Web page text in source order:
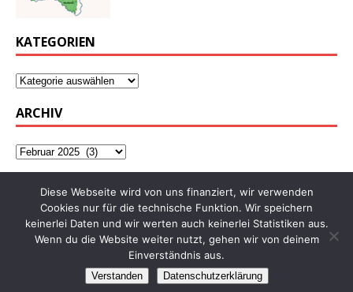
KATEGORIEN
ARCHIV
Copyright © 2026 | WordPress Theme vonMH Themes
Diese Webseite wird von uns finanziert, wir verwenden
Cookies nur für die technische Funktion. Wir speichern
keinerlei Daten und wir werten auch keinerlei Statistiken aus.
Wenn du die Website weiter nutzt, gehen wir von deinem
Einverständnis aus.
Verstanden Datenschutzerklärung